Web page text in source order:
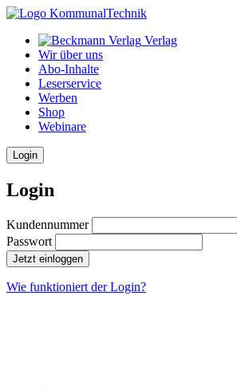
Verlag
Wir über uns
Abo-Inhalte
Leserservice
Werben
Shop
Webinare
Login
Login
Kundennummer
Passwort
Jetzt einloggen
Wie funktioniert der Login?